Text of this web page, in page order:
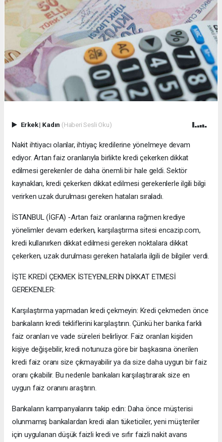
Erkek| Kadın (Haberi Sesli Oku)
Nakit ihtiyacı olanlar, ihtiyaç kredilerine yönelmeye devam
ediyor. Artan faiz oranlarıyla birlikte kredi çekerken dikkat
edilmesi gerekenler de daha önemli bir hale geldi. Sektör
kaynakları, kredi çekerken dikkat edilmesi gerekenlerle ilgili bilgi
verirken uzak durulması gereken hataları sıraladı.
İSTANBUL (İGFA) -Artan faiz oranlarına rağmen krediye
yönelimler devam ederken, karşılaştırma sitesi encazip.com,
kredi kullanırken dikkat edilmesi gereken noktalara dikkat
çekerken, uzak durulması gereken hatalarla ilgili de bilgiler verdi.
İŞTE KREDİ ÇEKMEK İSTEYENLERİN DİKKAT ETMESİ
GEREKENLER:
Karşılaştırma yapmadan kredi çekmeyin: Kredi çekmeden önce
bankaların kredi tekliflerini karşılaştırın. Çünkü her banka farklı
faiz oranları ve vade süreleri belirliyor. Faiz oranları kişiden
kişiye değişebilir, kredi notunuza göre bir başkasına önerilen
kredi faiz oranı size çıkmayabilir ya da size daha uygun bir faiz
oranı çıkabilir. Bu nedenle bankaları karşılaştırarak size en
uygun faiz oranını araştırın.
Bankaların kampanyalarını takip edin: Daha önce müşterisi
olunmamış bankalardan kredi alan tüketiciler, yeni müşteriler
için uygulanan düşük faizli kredi ve sıfır faizli nakit avans